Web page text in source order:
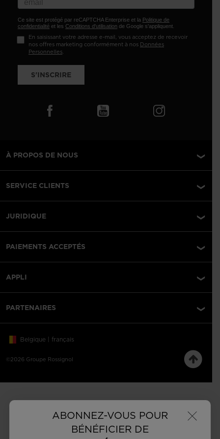
×
ABONNEZ-VOUS POUR
BÉNÉFICIER DE
Ce site est protégé par reCAPTCHA Enterprise et la Politique de
confidentialité et les Conditions d'utilisation de Google s'appliquent.
En saisissant votre adresse e-mail, vous acceptez de recevoir
nos offres marketing conformément à nos Données
Personnelles.
S'INSCRIRE
À PROPOS DE NOUS
SERVICE CLIENTS
JURIDIQUE
PAIEMENTS ACCEPTÉS
APPLI
PARTENAIRES
©2026 Groupe Rossignol
Belgique | français